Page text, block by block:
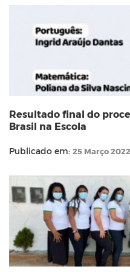
Resultado final do
Brasil na Escola
Publicado em: 25 Março 2022